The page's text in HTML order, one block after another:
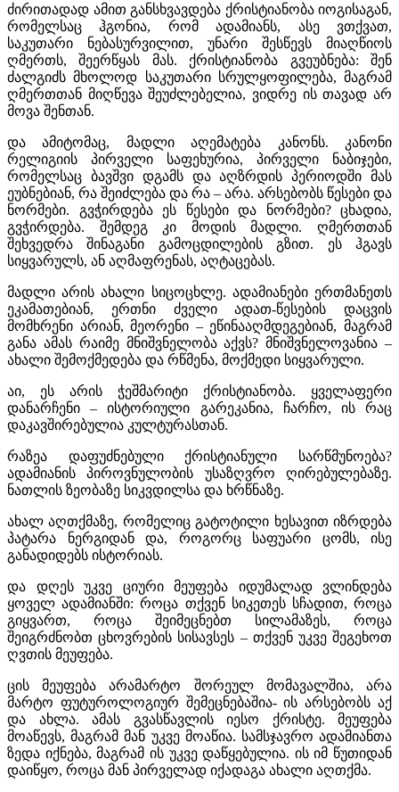
ძირითადად ამით განსხვავდება ქრისტიანობა იოგისაგან,
რომელსაც ჰგონია, რომ ადამიანს, ასე ვთქვათ,
საკუთარი ნებასურვილით, უნარი შესწევს მიაღწიოს
ღმერთს, შეერწყას მას. ქრისტიანობა გვეუბნება: შენ
ძალგიძს მხოლოდ საკუთარი სრულყოფილება, მაგრამ
ღმერთთან მიღწევა შეუძლებელია, ვიდრე ის თავად არ
მოვა შენთან.
და ამიტომაც, მადლი აღემატება კანონს. კანონი
რელიგიის პირველი საფეხურია, პირველი ნაბიჯები,
რომელსაც ბავშვი დგამს და აღზრდის პერიოდში მას
ეუბნებიან, რა შეიძლება და რა – არა. არსებობს წესები და
ნორმები. გვჭირდება ეს წესები და ნორმები? ცხადია,
გვჭირდება. შემდეგ კი მოდის მადლი. ღმერთთან
შეხვედრა შინაგანი გამოცდილების გზით. ეს ჰგავს
სიყვარულს, ან აღმაფრენას, აღტაცებას.
მადლი არის ახალი სიცოცხლე. ადამიანები ერთმანეთს
ეკამათებიან, ერთნი ძველი ადათ-წესების დაცვის
მომხრენი არიან, მეორენი – ეწინააღმდეგებიან, მაგრამ
განა ამას რაიმე მნიშვნელობა აქვს? მნიშვნელოვანია –
ახალი შემოქმედება და რწმენა, მოქმედი სიყვარული.
აი, ეს არის ჭეშმარიტი ქრისტიანობა. ყველაფერი
დანარჩენი – ისტორიული გარეკანია, ჩარჩო, ის რაც
დაკავშირებულია კულტურასთან.
რაზეა დაფუძნებული ქრისტიანული სარწმუნოება?
ადამიანის პიროვნულობის უსაზღვრო ღირებულებაზე.
ნათლის ზეობაზე სიკვდილსა და ხრწნაზე.
ახალ აღთქმაზე, რომელიც გატოტილი ხესავით იზრდება
პატარა ნერგიდან და, როგორც საფუარი ცომს, ისე
განადიდებს ისტორიას.
და დღეს უკვე ციური მეუფება იდუმალად ვლინდება
ყოველ ადამიანში: როცა თქვენ სიკეთეს სჩადით, როცა
გიყვართ, როცა შეიმეცნებთ სილამაზეს, როცა
შეიგრძნობთ ცხოვრების სისავსეს – თქვენ უკვე შეგეხოთ
ღვთის მეუფება.
ცის მეუფება არამარტო შორეულ მომავალშია, არა
მარტო ფუტუროლოგიურ შემეცნებაშია- ის არსებობს აქ
და ახლა. ამას გვასწავლის იესო ქრისტე. მეუფება
მოაწევს, მაგრამ მან უკვე მოაწია. სამსჯავრო ადამიანთა
ზედა იქნება, მაგრამ ის უკვე დაწყებულია. ის იმ წუთიდან
დაიწყო, როცა მან პირველად იქადაგა ახალი აღთქმა.